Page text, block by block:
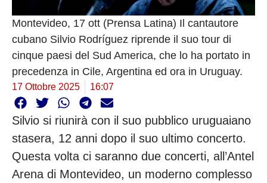
Montevideo, 17 ott (Prensa Latina) Il cantautore
cubano Silvio Rodríguez riprende il suo tour di
cinque paesi del Sud America, che lo ha portato in
precedenza in Cile, Argentina ed ora in Uruguay.
17 Ottobre 2025 16:07
Silvio si riunirà con il suo pubblico uruguaiano
stasera, 12 anni dopo il suo ultimo concerto.
Questa volta ci saranno due concerti, all’Antel
Arena di Montevideo, un moderno complesso